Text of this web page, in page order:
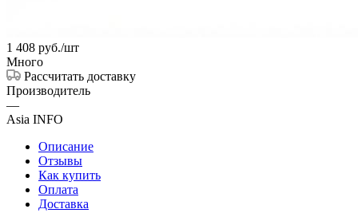
1 408 руб./шт
Много
Рассчитать доставку
Производитель
—
Asia INFO
Описание
Отзывы
Как купить
Оплата
Доставка